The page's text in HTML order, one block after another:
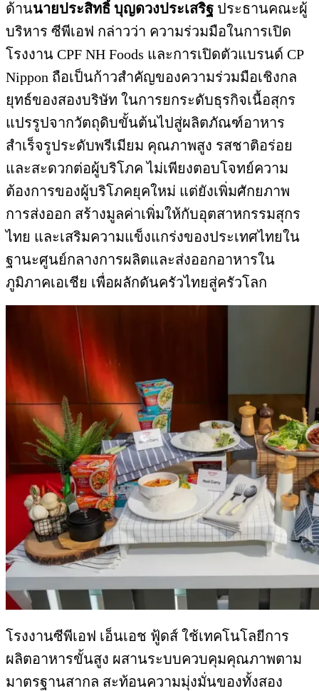
ด้านนายประสิทธิ์ บุญดวงประเสริฐ ประธานคณะผู้
บริหาร ซีพีเอฟ กล่าวว่า ความร่วมมือในการเปิด
โรงงาน CPF NH Foods และการเปิดตัวแบรนด์ CP
Nippon ถือเป็นก้าวสำคัญของความร่วมมือเชิงกล
ยุทธ์ของสองบริษัท ในการยกระดับธุรกิจเนื้อสุกร
แปรรูปจากวัตถุดิบขั้นต้นไปสู่ผลิตภัณฑ์อาหาร
สำเร็จรูประดับพรีเมียม คุณภาพสูง รสชาติอร่อย
และสะดวกต่อผู้บริโภค ไม่เพียงตอบโจทย์ความ
ต้องการของผู้บริโภคยุคใหม่ แต่ยังเพิ่มศักยภาพ
การส่งออก สร้างมูลค่าเพิ่มให้กับอุตสาหกรรมสุกร
ไทย และเสริมความแข็งแกร่งของประเทศไทยใน
ฐานะศูนย์กลางการผลิตและส่งออกอาหารใน
ภูมิภาคเอเชีย เพื่อผลักดันครัวไทยสู่ครัวโลก
โรงงานซีพีเอฟ เอ็นเอช ฟู้ดส์ ใช้เทคโนโลยีการ
ผลิตอาหารขั้นสูง ผสานระบบควบคุมคุณภาพตาม
มาตรฐานสากล สะท้อนความมุ่งมั่นของทั้งสอง